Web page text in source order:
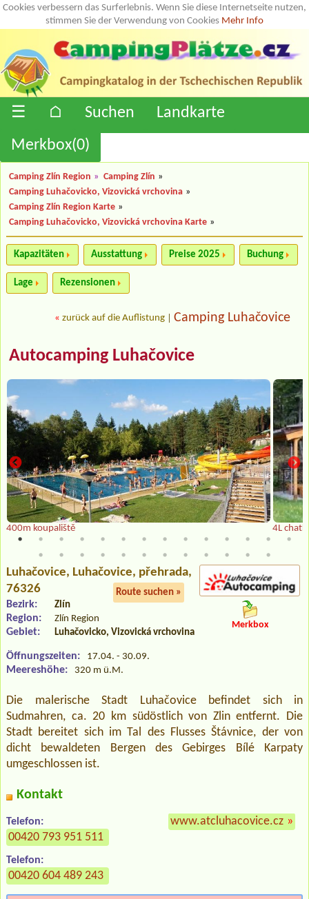
Cookies verbessern das Surferlebnis. Wenn Sie diese Internetseite nutzen,
stimmen Sie der Verwendung von Cookies Mehr Info
☰ ⌂ Suchen
Landkarte
Merkbox(0)
Camping Zlín Region » Camping Zlín »
Camping Luhačovicko, Vizovická vrchovina »
Camping Zlín Region Karte »
Camping Luhačovicko, Vizovická vrchovina Karte »
Kapazitäten Ausstattung Preise 2025 Buchung
Lage Rezensionen
« zurück auf die Auflistung Camping Luhačovice
Autocamping Luhačovice
400m koupaliště 4L
Luhačovice, Luhačovice, přehrada,
76326
Route suchen »
Bezirk: Zlín
Region: Zlín Region
Gebiet: Luhačovicko, Vizovická vrchovina
Öffnungszeiten: 17.04. - 30.09.
Meereshöhe: 320 m ü.M.
Merkbox
Die malerische Stadt Luhačovice befindet sich in
Sudmahren, ca. 20 km südöstlich von Zlin entfernt. Die
Stadt bereitet sich im Tal des Flusses Štávnice, der von
dicht bewaldeten Bergen des Gebirges Bílé Karpaty
umgeschlossen ist.
Kontakt
Telefon:
00420 793 951 511
Telefon:
00420 604 489 243
www.atcluhacovice.cz »